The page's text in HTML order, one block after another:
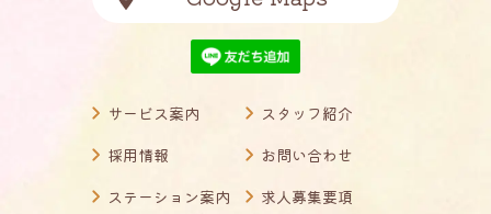
サービス案内
スタッフ紹介
採用情報
お問い合わせ
ステーション案内
求人募集要項